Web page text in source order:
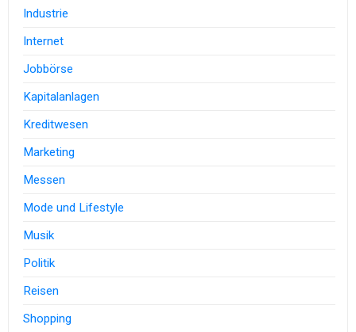
Industrie
Internet
Jobbörse
Kapitalanlagen
Kreditwesen
Marketing
Messen
Mode und Lifestyle
Musik
Politik
Reisen
Shopping